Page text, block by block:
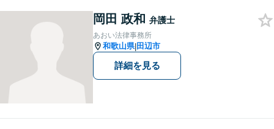
く対応可能。【地域に根ざし
た弁護士】法律トラブルでお
悩みの方は、お気軽にご相談
ください。
岡田 政和 弁護士
あおい法律事務所
和歌山県|田辺市
詳細を見る